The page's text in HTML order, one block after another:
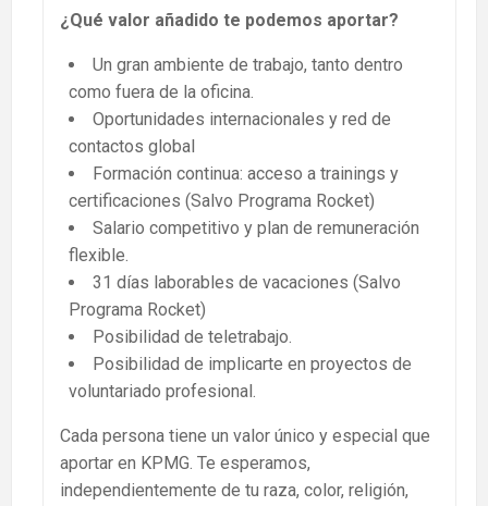
¿Qué valor añadido te podemos aportar?
Un gran ambiente de trabajo, tanto dentro
como fuera de la oficina.
Oportunidades internacionales y red de
contactos global
Formación continua: acceso a trainings y
certificaciones (Salvo Programa Rocket)
Salario competitivo y plan de remuneración
flexible.
31 días laborables de vacaciones (Salvo
Programa Rocket)
Posibilidad de teletrabajo.
Posibilidad de implicarte en proyectos de
voluntariado profesional.
Cada persona tiene un valor único y especial que
aportar en KPMG. Te esperamos,
independientemente de tu raza, color, religión,